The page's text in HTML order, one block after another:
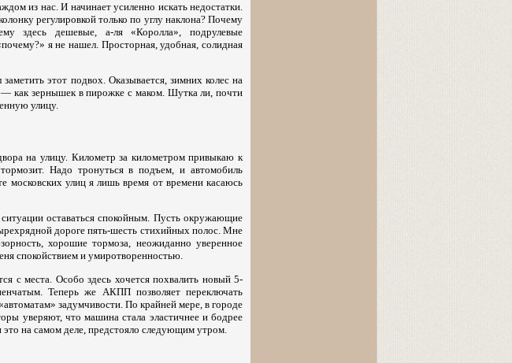
из нас. И начинает усиленно искать недостатки.
регулировкой только по углу наклона? Почему
здесь дешевые, а-ля «Королла», подрулевые
я не нашел. Просторная, удобная, солидная
этот подвох. Оказывается, зимних колес на
как зернышек в пирожке с маком. Шутка ли, почти
улицу.
на улицу. Километр за километром привыкаю к
Надо тронуться в подъем, и автомобиль
московских улиц я лишь время от времени касаюсь
оставаться спокойным. Пусть окружающие
дороге пять-шесть стихийных полос. Мне
хорошие тормоза, неожиданно уверенное
спокойствием и умиротворенностью.
с места. Особо здесь хочется похвалить новый 5-
Теперь же АКПП позволяет переключать
задумчивости. По крайней мере, в городе
уверяют, что машина стала эластичнее и бодрее
на самом деле, предстояло следующим утром.